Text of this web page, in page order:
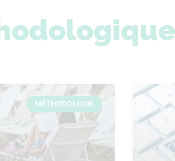
MÉTHODOLOGIE